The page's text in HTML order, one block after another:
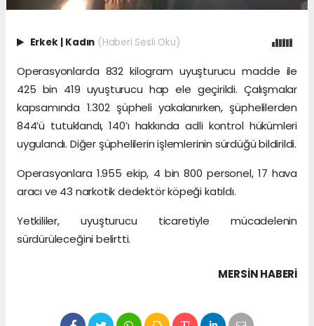
Erkek | Kadın (Haberi Sesli Oku)
Operasyonlarda 832 kilogram uyuşturucu madde ile
425 bin 419 uyuşturucu hap ele geçirildi. Çalışmalar
kapsamında 1.302 şüpheli yakalanırken, şüphelilerden
844’ü tutuklandı, 140’ı hakkında adli kontrol hükümleri
uygulandı. Diğer şüphelilerin işlemlerinin sürdüğü bildirildi.
Operasyonlara 1.955 ekip, 4 bin 800 personel, 17 hava
aracı ve 43 narkotik dedektör köpeği katıldı.
Yetkililer, uyuşturucu ticaretiyle mücadelenin
sürdürüleceğini belirtti.
MERSIN HABERİ